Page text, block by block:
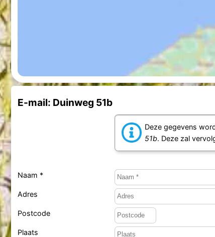
E-mail: Duinweg 51b
Deze gegevens
51b. Deze zal
Naam *
Adres
Postcode
Plaats